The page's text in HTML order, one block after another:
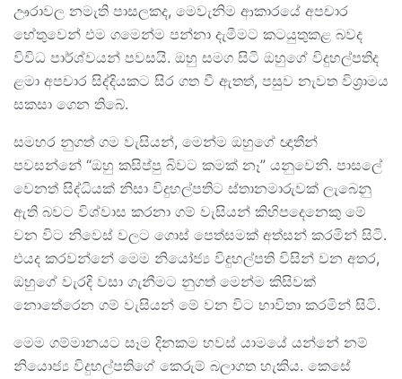
ඌරාවල නමැති පාසලකද, මෙවැනිම ආකාරයේ අපචාර
හේතුවෙන් එම ගමෙන්ම පන්නා දැමීමට කටයුතුකළ බවද
විවිධ පාර්ශ්වයන් පවසයි. ඔහු සමග සිටි ඔහුගේ විදුහල්පතිද
ළමා අපචාර සිද්දියකට සිර ගත වී ඇතත්, පසුව නැවත විශ්‍රාමය
සකසා ගෙන තිබේ.
සමහර නුගත් ගම වැසියන්, මෙන්ම ඔහුගේ ඥාතීන්
පවසන්නේ “ඔහු කසිප්පු බිවට කමක් නෑ” යනුවෙනි. පාසලේ
වෙනත් සිද්ධියක් නිසා විදුහල්පතිට ස්තානමාරුවක් ලැබෙනු
ඇති බවට විශ්වාස කරනා ගම් වැසියන් කිහිපදෙනෙකු මේ
වන විට නිවෙස් වලට ගොස් පෙත්සමක් අත්සන් කරමින් සිටි.
එයද කරවන්නේ මෙම නියෝජ්‍ය විදුහල්පති විසින් වන අතර,
ඔහුගේ වැරදි වසා ගැනීමට නුගත් මෙන්ම කිසිවක්
නොතේරෙන ගම් වැසියන් මේ වන විට භාවිතා කරමින් සිටි.
මෙම ගම්මානයට සෑම දිනකම හවස් යාමයේ යන්නේ නම්
නියොජ්‍ය විදුහල්පතිගේ කෙරුම් බලාගත හැකිය. කෙසේ